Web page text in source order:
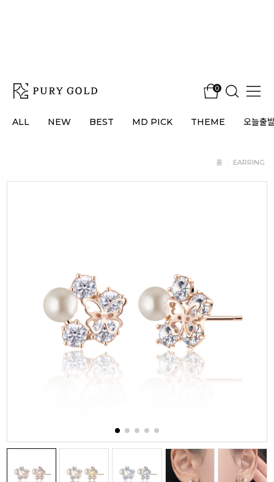
0
ALL NEW BEST MD PICK THEME 오늘출
홈 · EARRING